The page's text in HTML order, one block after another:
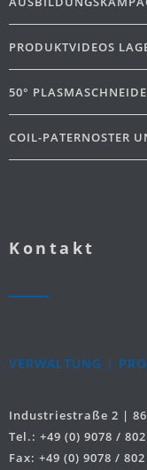
PRODUKTVIDEOS
50°
COIL-PATERNOSTER
Kontakt
VERWALTUNG |
Industriestraße 2 |
Tel.: +49 (0) 9078 /
Fax: +49 (0) 9078 /